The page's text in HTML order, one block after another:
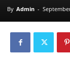
By Admin -